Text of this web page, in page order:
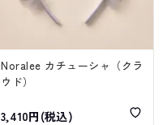
Noralee カチューシャ（クラ
ウド）
3,410円(税込)